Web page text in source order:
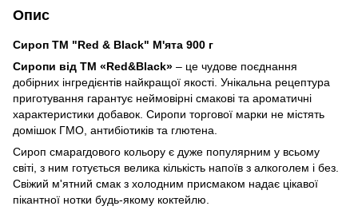
Опис
Сироп ТМ "Red & Black" М'ята 900 г
Сиропи від ТМ «Red&Black» – це чудове поєднання
добірних інгредієнтів найкращої якості. Унікальна рецептура
приготування гарантує неймовірні смакові та ароматичні
характеристики добавок. Сиропи торгової марки не містять
домішок ГМО, антибіотиків та глютена.
Сироп смарагдового кольору є дуже популярним у всьому
світі, з ним готується велика кількість напоїв з алкоголем і без.
Свіжий м'ятний смак з холодним присмаком надає цікавої
пікантної нотки будь-якому коктейлю.